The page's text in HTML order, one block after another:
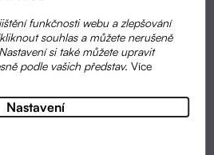
funkčnosti webu a zlepšování
souhlas a můžete nerušeně
si také můžete upravit
podle vašich představ.Více
Nastavení